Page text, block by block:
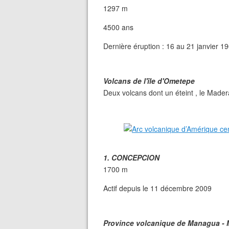
1297 m
4500 ans
Dernière éruption : 16 au 21 janvier
Volcans de l'île d'Ometepe
Deux volcans dont un éteint , le
1. CONCEPCION
1700 m
Actif depuis le 11 décembre 2009
Province volcanique de Managua -